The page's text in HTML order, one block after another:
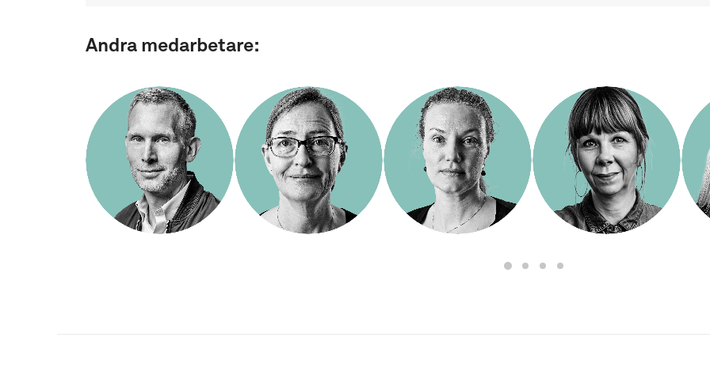
Andra medarbetare:
VD/CEO
Ekonomi/administration Chefredaktör
Chefredaktör